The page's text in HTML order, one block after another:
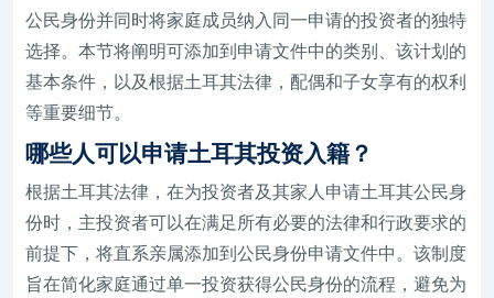
公民身份并同时将家庭成员纳入同一申请的投资者的独特
选择。本节将阐明可添加到申请文件中的类别、该计划的
基本条件，以及根据土耳其法律，配偶和子女享有的权利
等重要细节。
哪些人可以申请土耳其投资入籍？
根据土耳其法律，在为投资者及其家人申请土耳其公民身
份时，主投资者可以在满足所有必要的法律和行政要求的
前提下，将直系亲属添加到公民身份申请文件中。该制度
旨在简化家庭通过单一投资获得公民身份的流程，避免为